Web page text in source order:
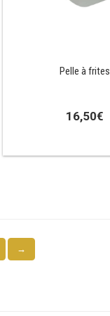
Pelle à frites
16,50€
→